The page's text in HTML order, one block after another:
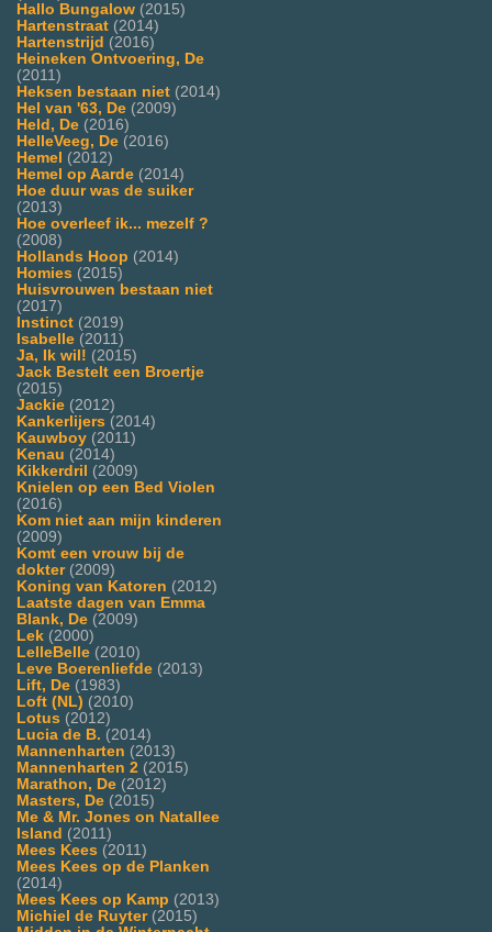
Hallo Bungalow (2015)
Hartenstraat (2014)
Hartenstrijd (2016)
Heineken Ontvoering, De
(2011)
Heksen bestaan niet (2014)
Hel van '63, De (2009)
Held, De (2016)
HelleVeeg, De (2016)
Hemel (2012)
Hemel op Aarde (2014)
Hoe duur was de suiker
(2013)
Hoe overleef ik... mezelf ?
(2008)
Hollands Hoop (2014)
Homies (2015)
Huisvrouwen bestaan niet
(2017)
Instinct (2019)
Isabelle (2011)
Ja, Ik wil! (2015)
Jack Bestelt een Broertje
(2015)
Jackie (2012)
Kankerlijers (2014)
Kauwboy (2011)
Kenau (2014)
Kikkerdril (2009)
Knielen op een Bed Violen
(2016)
Kom niet aan mijn kinderen
(2009)
Komt een vrouw bij de
dokter(2009)
Koning van Katoren (2012)
Laatste dagen van Emma
Blank, De (2009)
Lek (2000)
LelleBelle (2010)
Leve Boerenliefde (2013)
Lift, De (1983)
Loft (NL) (2010)
Lotus (2012)
Lucia de B. (2014)
Mannenharten (2013)
Mannenharten 2 (2015)
Marathon, De (2012)
Masters, De (2015)
Me & Mr. Jones on Natallee
Island (2011)
Mees Kees (2011)
Mees Kees op de Planken
(2014)
Mees Kees op Kamp (2013)
Michiel de Ruyter(2015)